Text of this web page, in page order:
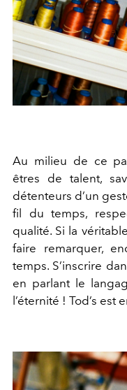
Au milieu de ce
êtres de talent,
détenteurs d’un
fil du temps,
qualité. Si la
faire remarquer,
temps. S’inscrire
en parlant le
l’éternité ! Tod’s est